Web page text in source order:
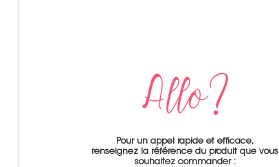
Pour un appel rapide et efficace,
renseignez la référence du produit que vous
souhaitez commander :